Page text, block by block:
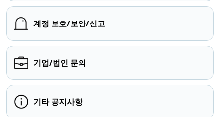
계정 보호/보안/신고
기업/법인 문의
기타 공지사항